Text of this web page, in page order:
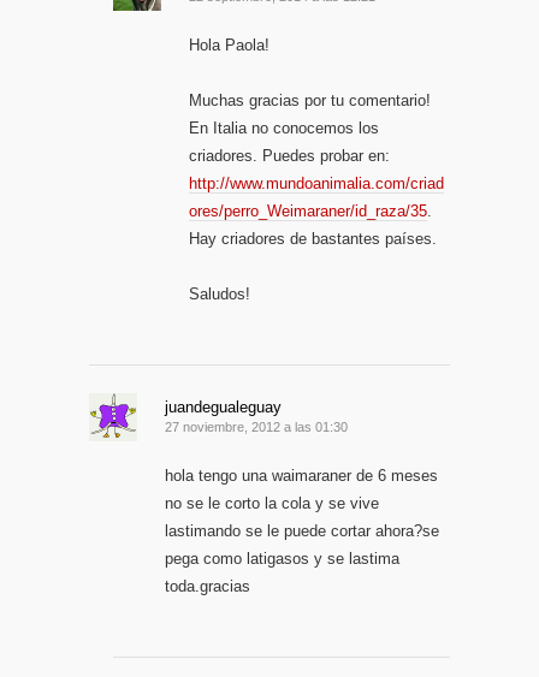
Hola Paola!
Muchas gracias por tu comentario!
En Italia no conocemos los
criadores. Puedes probar en:
http://www.mundoanimalia.com/criad
ores/perro_Weimaraner/id_raza/35
Hay criadores de bastantes países.
Saludos!
juandegualeguay
27 noviembre, 2012 a las 01:30
hola tengo una waimaraner de 6 meses
no se le corto la cola y se vive
lastimando se le puede cortar ahora?se
pega como latigasos y se lastima
toda.gracias